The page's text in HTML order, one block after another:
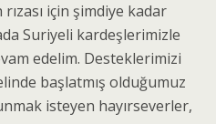
için şimdiye kadar
Suriyeli kardeşlerimizle
edelim. Desteklerimizi
başlatmış olduğumuz
isteyen hayırseverler,